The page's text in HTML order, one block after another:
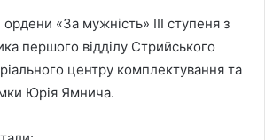
ордени «За мужність» III ступеня з
першого відділу Стрийського
центру комплектування та
Юрія Ямнича.